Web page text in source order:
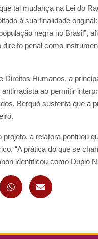
tal mudança na Lei do
à sua finalidade
negra no Brasil”,
direito penal como
Direitos Humanos, a
ao permitir
Berquó sustenta que a
a relatora pontuou
“A prática do que se
identificou como Duplo